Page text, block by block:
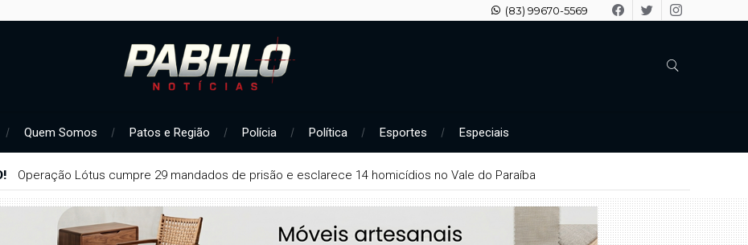
(83) 99670-5569
Quem Somos Patos e Região Polícia Política Esportes Especiais
Justiça concede liberdade provisória a suspeito de série de furtos e arrombamentos em Patos